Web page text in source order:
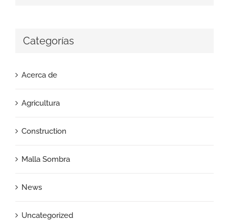
Categorías
Acerca de
Agricultura
Construction
Malla Sombra
News
Uncategorized